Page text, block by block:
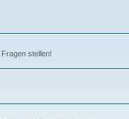
stellen!